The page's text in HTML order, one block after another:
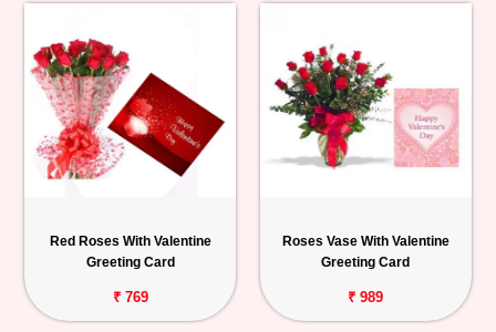
Occasions
Cities
Red Roses With Valentine
Greeting Card
₹ 769
Roses Vase With Valentine
Greeting Card
₹ 989